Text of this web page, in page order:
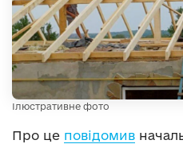
Ілюстративне фото
Про це повідомив